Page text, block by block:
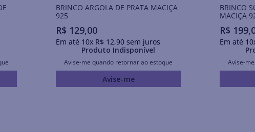
BRINCO ARGOLA DE PRATA MACIÇA
925
R$ 129,00
Em até 10x R$ 12,90 sem juros
Produto Indisponível
Avise-me quando retornar ao estoque
Avise-me
BRINCO
MACIÇA
R$ 199,
Em até 10
Avise-